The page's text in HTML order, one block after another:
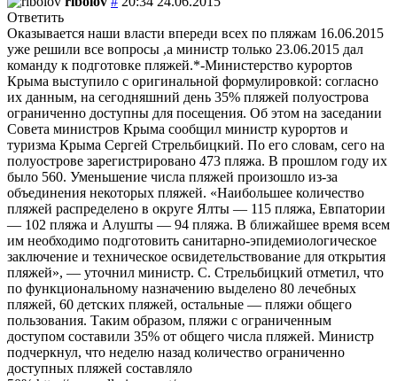
Ответить
Оказывается наши власти впереди всех по пляжам 16.06.2015
уже решили все вопросы ,а министр только 23.06.2015 дал
команду к подготовке пляжей.*-Министерство курортов
Крыма выступило с оригинальной формулировкой: согласно
их данным, на сегодняшний день 35% пляжей полуострова
ограниченно доступны для посещения. Об этом на заседании
Совета министров Крыма сообщил министр курортов и
туризма Крыма Сергей Стрельбицкий. По его словам, сего на
полуострове зарегистрировано 473 пляжа. В прошлом году их
было 560. Уменьшение числа пляжей произошло из-за
объединения некоторых пляжей. «Наибольшее количество
пляжей распределено в округе Ялты — 115 пляжа, Евпатории
— 102 пляжа и Алушты — 94 пляжа. В ближайшее время всем
им необходимо подготовить санитарно-эпидемиологическое
заключение и техническое освидетельствование для открытия
пляжей», — уточнил министр. С. Стрельбицкий отметил, что
по функциональному назначению выделено 80 лечебных
пляжей, 60 детских пляжей, остальные — пляжи общего
пользования. Таким образом, пляжи с ограниченным
доступом составили 35% от общего числа пляжей. Министр
подчеркнул, что неделю назад количество ограниченно
доступных пляжей составляло